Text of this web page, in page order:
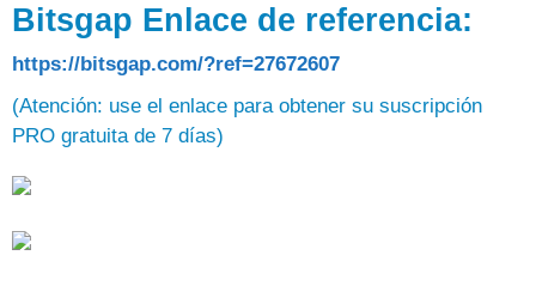
Bitsgap Enlace de referencia:
https://bitsgap.com/?ref=27672607
(Atención: use el enlace para obtener su suscripción
PRO gratuita de 7 días)